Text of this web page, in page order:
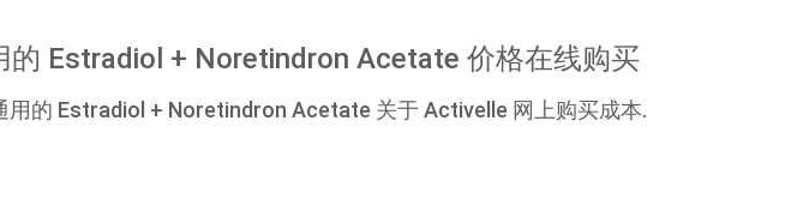
的 Estradiol + Noretindron Acetate 价格在线购买
用的 Estradiol + Noretindron Acetate 关于 Activelle 网上购买成本.